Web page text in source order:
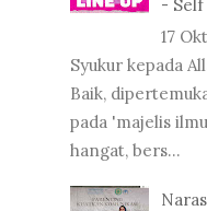
-
17
Syukur kepada
Baik,
pada 'majelis
hangat, bers...